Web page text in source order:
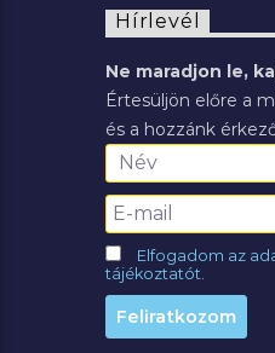
Hírlevél
Ne maradjon le,
Értesüljön előre a
és a hozzánk
Elfogadom az
tájékoztatót.